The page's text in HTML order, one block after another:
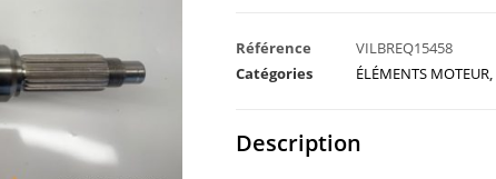
Référence
VILBREQ15458
Catégories
ÉLÉMENTS MOTEUR,
Description